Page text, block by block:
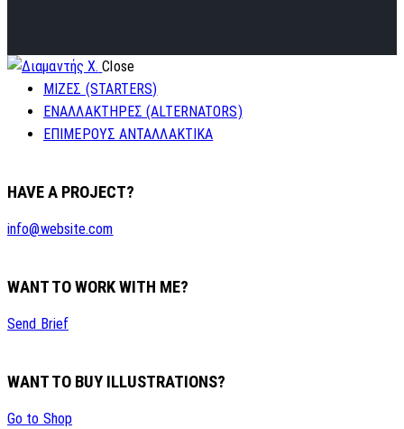
Close
ΜΙΖΕΣ (STARTERS)
ΕΝΑΛΛΑΚΤΗΡΕΣ (ALTERNATORS)
ΕΠΙΜΕΡΟΥΣ ΑΝΤΑΛΛΑΚΤΙΚΑ
HAVE A PROJECT?
info@website.com
WANT TO WORK WITH ME?
Send Brief
WANT TO BUY ILLUSTRATIONS?
Go to Shop